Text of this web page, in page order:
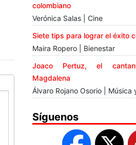
colombiano
Verónica Salas | Cine
Siete tips para lograr el éxito
Maira Ropero | Bienestar
Joaco Pertuz, el
Magdalena
Álvaro Rojano Osorio | Música
Síguenos